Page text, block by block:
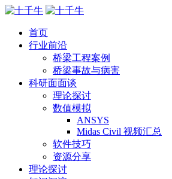
首页
行业前沿
桥梁工程案例
桥梁事故与病害
科研面面谈
理论探讨
数值模拟
ANSYS
Midas Civil 视频汇总
软件技巧
资源分享
理论探讨